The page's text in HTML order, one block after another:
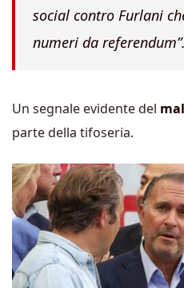
social contro Furlani
numeri da referendum”.
Un segnale evidente del
parte della tifoseria.